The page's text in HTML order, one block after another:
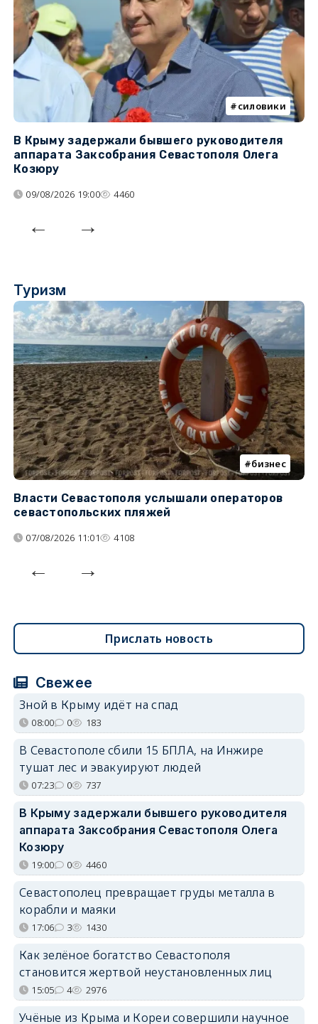
силовики
В Крыму задержали бывшего руководителя
аппарата Заксобрания Севастополя Олега
Козюру
09/08/2026 19:00 4460
Туризм
бизнес
Власти Севастополя услышали операторов
севастопольских пляжей
07/08/2026 11:01 4108
Прислать новость
Свежее
Зной в Крыму идёт на спад
08:00 0 183
В Севастополе сбили 15 БПЛА, на Инжире
тушат лес и эвакуируют людей
07:23 0 737
В Крыму задержали бывшего руководителя
аппарата Заксобрания Севастополя Олега
Козюру
19:00 0 4460
Севастополец превращает груды металла в
корабли и маяки
17:06 3 1430
Как зелёное богатство Севастополя
становится жертвой неустановленных лиц
15:05 4 2976
Учёные из Крыма и Кореи совершили научное